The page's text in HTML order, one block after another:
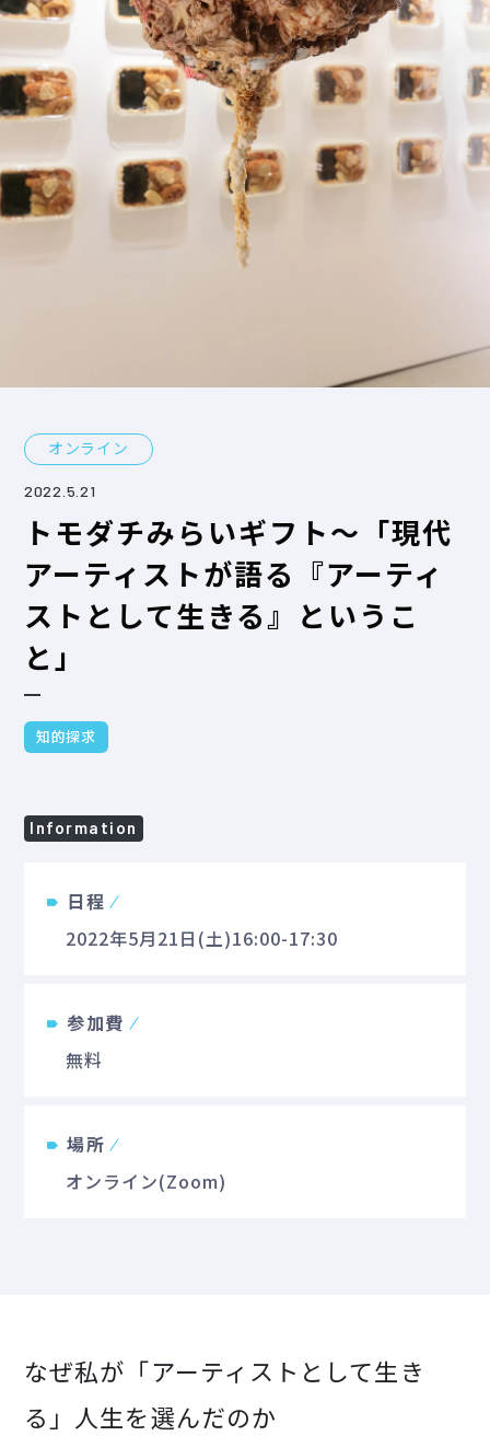
オンライン
2022.5.21
トモダチみらいギフト～「現代
アーティストが語る『アーティ
ストとして生きる』というこ
と」
知的探求
Information
日程
2022年5月21日(土)16:00-17:30
参加費
無料
場所
オンライン(Zoom)
なぜ私が「アーティストとして生き
る」人生を選んだのか